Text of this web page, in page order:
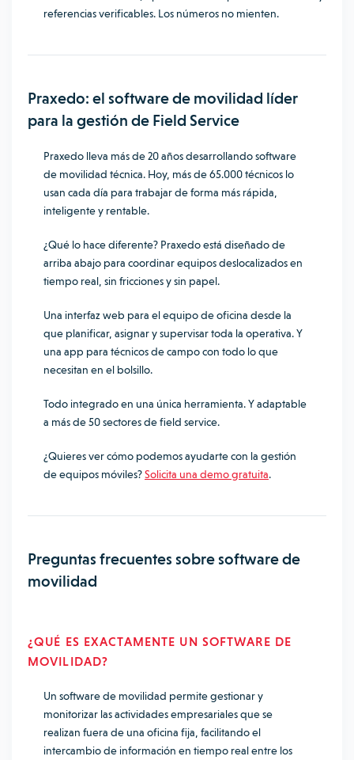
referencias verificables. Los números no mienten.
Praxedo: el software de movilidad líder
para la gestión de Field Service
Praxedo lleva más de 20 años desarrollando software
de movilidad técnica. Hoy, más de 65.000 técnicos lo
usan cada día para trabajar de forma más rápida,
inteligente y rentable.
¿Qué lo hace diferente? Praxedo está diseñado de
arriba abajo para coordinar equipos deslocalizados en
tiempo real, sin fricciones y sin papel.
Una interfaz web para el equipo de oficina desde la
que planificar, asignar y supervisar toda la operativa. Y
una app para técnicos de campo con todo lo que
necesitan en el bolsillo.
Todo integrado en una única herramienta. Y adaptable
a más de 50 sectores de field service.
¿Quieres ver cómo podemos ayudarte con la gestión
de equipos móviles?Solicita una demo gratuita.
Preguntas frecuentes sobre software de
movilidad
¿QUÉ ES EXACTAMENTE UN SOFTWARE DE
MOVILIDAD?
Un software de movilidad permite gestionar y
monitorizar las actividades empresariales que se
realizan fuera de una oficina fija, facilitando el
intercambio de información en tiempo real entre los